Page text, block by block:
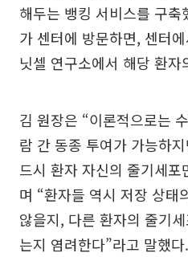
해두는 뱅킹 서비스를 구
가 센터에 방문하면, 센터
닛셀 연구소에서 해당 환
김 원장은 “이론적으로는
람 간 동종 투여가 가능하
드시 환자 자신의 줄기세
며 “환자들 역시 저장 상태
않을지, 다른 환자의 줄기
는지 염려한다”라고 말했